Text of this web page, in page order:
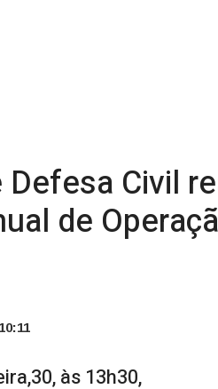
Civil
de
às 13h30,